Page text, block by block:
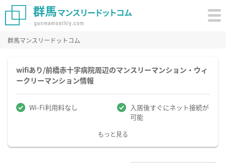
群馬マンスリードットコム
wifiあり/前橋赤十字病院周辺のマンスリーマンション・ウィ
ークリーマンション情報
Wi-Fi利用料なし
入居後すぐにネット接続が
可能
もっと見る